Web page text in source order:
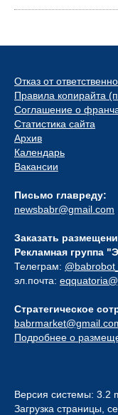
Отказ от
Правила копирайта
Соглашение о
Статистика сайта
Архив
Календарь
Вакансии
Письмо главреду:
newsbabr@gmail.com
Заказать
Рекламная группа
Телеграм:
эл.почта:
Стратегическое
Подробнее о
Версия системы: 3.2
Загрузка страницы,